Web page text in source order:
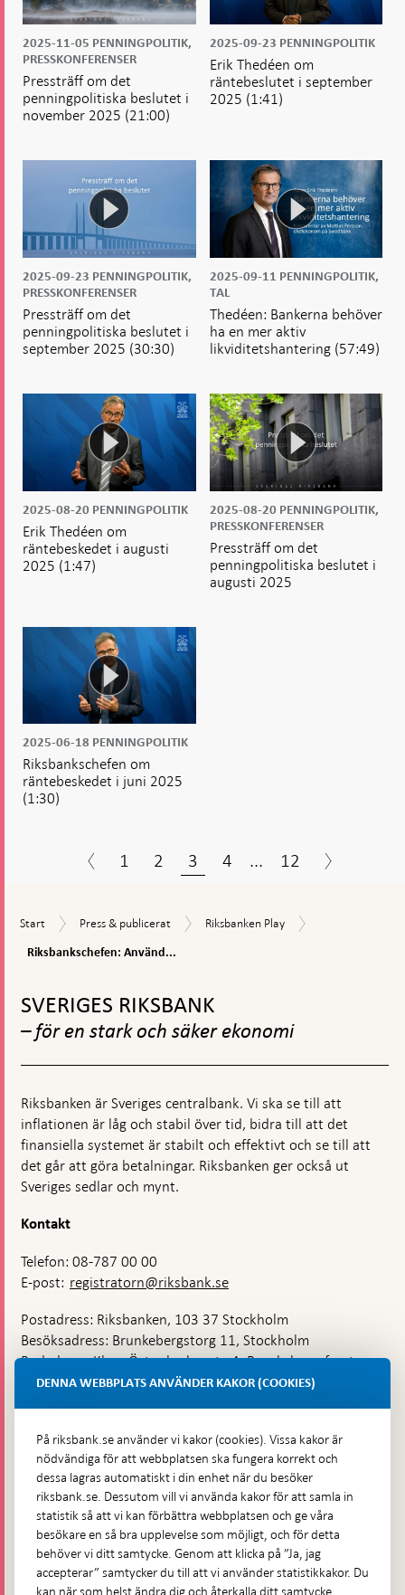
2025-11-05 PENNINGPOLITIK,
PRESSKONFERENSER
Pressträff om det
penningpolitiska beslutet i
november 2025 (21:00)
2025-09-23 PENNINGPOLITIK
Erik Thedéen om
räntebeslutet i september
2025 (1:41)
2025-09-23 PENNINGPOLITIK,
PRESSKONFERENSER
Pressträff om det
penningpolitiska beslutet i
september 2025 (30:30)
2025-09-11 PENNINGPOLITIK,
TAL
Thedéen: Bankerna behöver
ha en mer aktiv
likviditetshantering (57:49)
2025-08-20 PENNINGPOLITIK
Erik Thedéen om
räntebeskedet i augusti
2025 (1:47)
2025-08-20 PENNINGPOLITIK,
PRESSKONFERENSER
Pressträff om det
penningpolitiska beslutet i
augusti 2025
2025-06-18 PENNINGPOLITIK
Riksbankschefen om
räntebeskedet i juni 2025
(1:30)
1 2 3 4 ... 12
Start
Start
Press
publicerat
Press & publicerat
Riksbanken
Riksbanken Play
Riksbankschefen: Använd...
toppnavigation
SVERIGES RIKSBANK
– för en stark och säker ekonomi
Riksbanken är Sveriges centralbank. Vi ska se till att
inflationen är låg och stabil över tid, bidra till att det
finansiella systemet är stabilt och effektivt och se till att
det går att göra betalningar. Riksbanken ger också ut
Sveriges sedlar och mynt.
Kontakt
Telefon: 08-787 00 00
E-post: registratorn@riksbank.se
Postadress: Riksbanken, 103 37 Stockholm
Besöksadress: Brunkebergstorg 11, Stockholm
Budadress: Klara Östra kyrkogata 4, Brunkebergsfaret,
Lastplats 6
Hitta direkt
Frågor och svar-
Öppnas
i
ny
flik
Till Riksbankens webbarkiv-
Öppnas
i
Presskontakt
DENNA WEBBPLATS ANVÄNDER KAKOR (COOKIES)
På riksbank.se använder vi kakor (cookies). Vissa kakor är
nödvändiga för att webbplatsen ska fungera korrekt och
dessa lagras automatiskt i din enhet när du besöker
riksbank.se. Dessutom vill vi använda kakor för att samla in
statistik så att vi kan förbättra webbplatsen och ge våra
besökare en så bra upplevelse som möjligt, och för detta
behöver vi ditt samtycke. Genom att klicka på ”Ja, jag
accepterar” samtycker du till att vi använder statistikkakor. Du
kan när som helst ändra dig och återkalla ditt samtycke.